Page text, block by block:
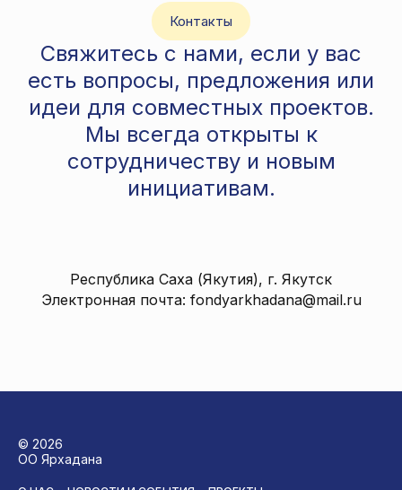
Контакты
Свяжитесь с нами, если у вас
есть вопросы, предложения или
идеи для совместных проектов.
Мы всегда открыты к
сотрудничеству и новым
инициативам.
Республика Саха (Якутия), г. Якутск
Электронная почта: fondyarkhadana@mail.ru
© 2026
ОО Ярхадана